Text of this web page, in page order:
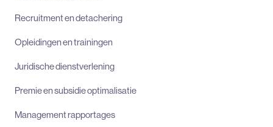
Recruitment en detachering
Opleidingen en trainingen
Juridische dienstverlening
Premie en subsidie optimalisatie
Management rapportages